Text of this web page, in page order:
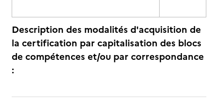
Description des modalités d'acquisition de
la certification par capitalisation des blocs
de compétences et/ou par correspondance
: